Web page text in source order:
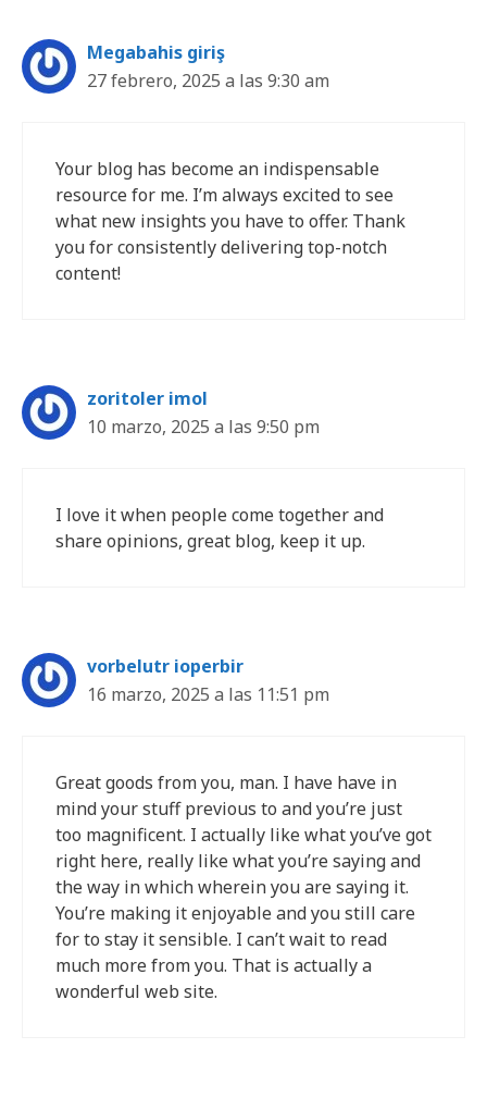
Megabahis giriş
27 febrero, 2025 a las 9:30 am
Your blog has become an indispensable
resource for me. I’m always excited to see
what new insights you have to offer. Thank
you for consistently delivering top-notch
content!
zoritoler imol
10 marzo, 2025 a las 9:50 pm
I love it when people come together and
share opinions, great blog, keep it up.
vorbelutr ioperbir
16 marzo, 2025 a las 11:51 pm
Great goods from you, man. I have have in
mind your stuff previous to and you’re just
too magnificent. I actually like what you’ve got
right here, really like what you’re saying and
the way in which wherein you are saying it.
You’re making it enjoyable and you still care
for to stay it sensible. I can’t wait to read
much more from you. That is actually a
wonderful web site.